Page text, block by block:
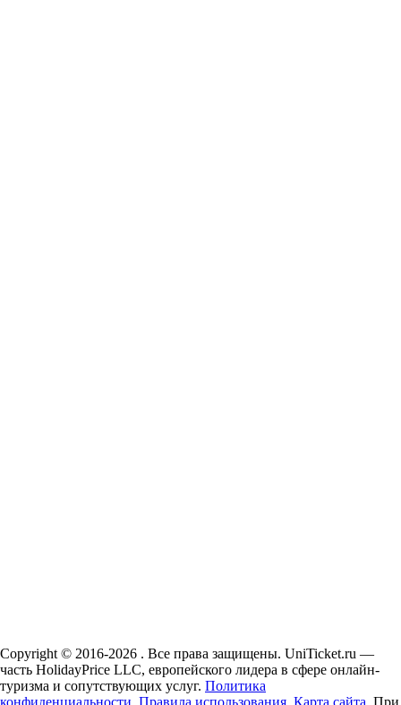
Copyright © 2016-2026 . Все права защищены. UniTicket.ru —
часть HolidayPrice LLC, европейского лидера в сфере онлайн-
туризма и сопутствующих услуг. Политика
конфиденциальности. Правила использования. Карта сайта. При